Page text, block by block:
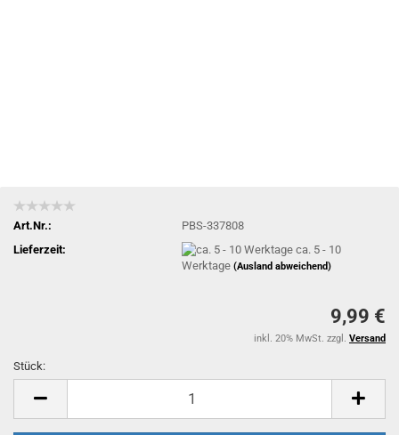
Art.Nr.:
PBS-337808
Lieferzeit:
ca. 5 - 10
Werktage(Ausland abweichend)
9,99 €
inkl. 20% MwSt. zzgl. Versand
Stück: